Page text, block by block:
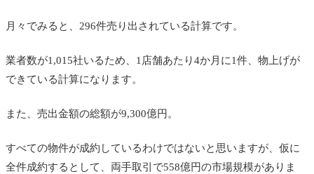
月々でみると、296件売り出されている計算です。
業者数が1,015社いるため、1店舗あたり4か月に1件、物上げが
できている計算になります。
また、売出金額の総額が9,300億円。
すべての物件が成約しているわけではないと思いますが、仮に
全件成約するとして、両手取引で558億円の市場規模がありま